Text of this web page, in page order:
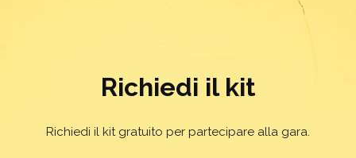
Richiedi il kit
Richiedi il kit gratuito per partecipare alla gara.